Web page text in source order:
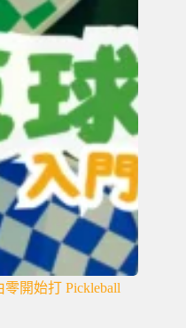
開始打 Pickleball